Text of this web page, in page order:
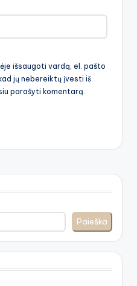
išsaugoti vardą, el. pašto
jų nebereiktų įvesti iš
parašyti komentarą.
Paieška